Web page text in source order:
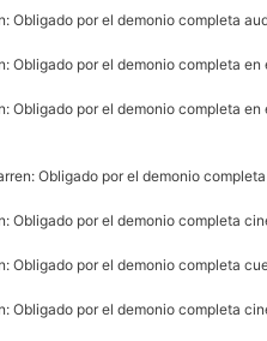
Obligado por el demonio completa
Obligado por el demonio completa
Obligado por el demonio completa en
Obligado por el demonio
Obligado por el demonio completa
Obligado por el demonio completa
Obligado por el demonio completa